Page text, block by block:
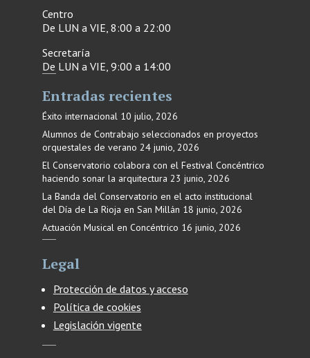
Centro
De LUN a VIE, 8:00 a 22:00
Secretaría
De LUN a VIE, 9:00 a 14:00
Entradas recientes
Éxito internacional 10 julio, 2026
Alumnos de Contrabajo seleccionados en proyectos
orquestales de verano 24 junio, 2026
El Conservatorio colabora con el Festival Concéntrico
haciendo sonar la arquitectura 23 junio, 2026
La Banda del Conservatorio en el acto institucional
del Día de La Rioja en San Millán 18 junio, 2026
Actuación Musical en Concéntrico 16 junio, 2026
Legal
Protección de datos y acceso
Política de cookies
Legislación vigente